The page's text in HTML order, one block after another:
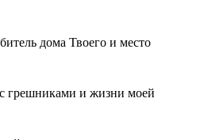
дома Твоего и место
грешниками и жизни моей